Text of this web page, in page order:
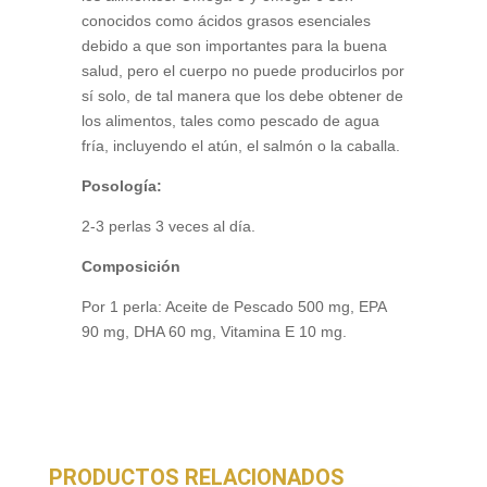
conocidos como ácidos grasos esenciales
debido a que son importantes para la buena
salud, pero el cuerpo no puede producirlos por
sí solo, de tal manera que los debe obtener de
los alimentos, tales como pescado de agua
fría, incluyendo el atún, el salmón o la caballa.
Posología:
2-3 perlas 3 veces al día.
Composición
Por 1 perla: Aceite de Pescado 500 mg, EPA
90 mg, DHA 60 mg, Vitamina E 10 mg.
PRODUCTOS RELACIONADOS